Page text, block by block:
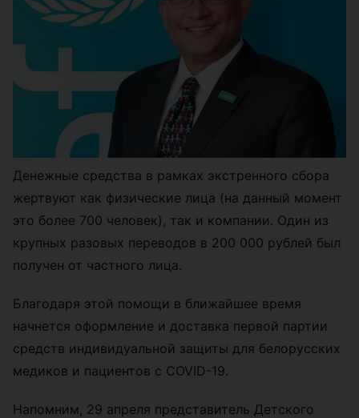
Денежные средства в рамках экстренного сбора
жертвуют как физические лица (на данный момент
это более 700 человек), так и компании. Один из
крупных разовых переводов в 200 000 рублей был
получен от частного лица.
Благодаря этой помощи в ближайшее время
начнется оформление и доставка первой партии
средств индивидуальной защиты для белорусских
медиков и пациентов с COVID-19.
Напомним, 29 апреля представитель Детского